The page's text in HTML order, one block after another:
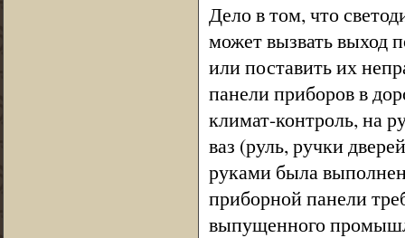
Дело в том, что
может вызвать выход
или поставить их
панели приборов в
климат-контроль, на
ваз (руль, ручки
руками была
приборной панели
выпущенного